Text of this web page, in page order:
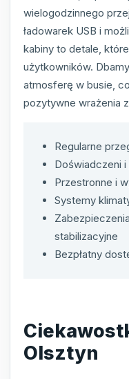
wielogodzinnego
ładowarek USB i
kabiny to detale,
użytkowników.
atmosferę w busie,
pozytywne wrażenia
Regularne
Doświadczeni
Przestronne i
Systemy
stabilizacyjne
Bezpłatny
Olsztyn